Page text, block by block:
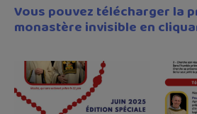
Vous pouvez télécharger la
monastère invisible en